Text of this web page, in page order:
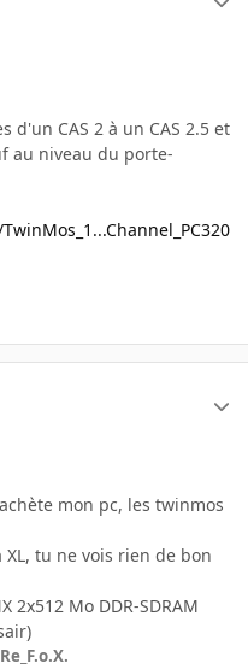
d'un CAS 2 à un CAS 2.5 et
au niveau du porte-
mon pc, les twinmos
tu ne vois rien de bon
2x512 Mo DDR-SDRAM